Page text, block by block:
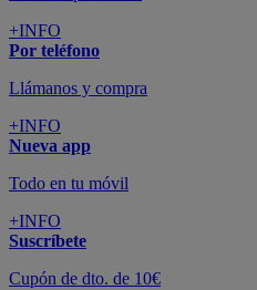
+INFO
Por teléfono
Llámanos y compra
+INFO
Nueva app
Todo en tu móvil
+INFO
Suscríbete
Cupón de dto. de 10€